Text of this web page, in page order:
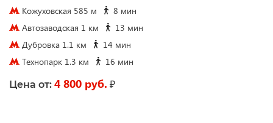
Кожуховская 585 м
8 мин
Автозаводская 1 км
13 мин
Дубровка 1.1 км
14 мин
Технопарк 1.3 км
16 мин
Цена от: 4 800 руб. ₽